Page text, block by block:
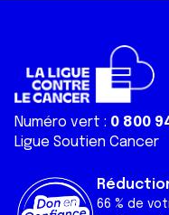
Numéro vert : 0 800
Ligue Soutien Cancer
66 % de